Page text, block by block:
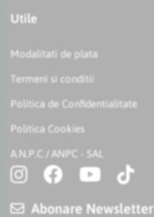
Utile
Modalitati de plata
Termeni si conditii
Politica de Confidentialitate
Politica Cookies
A.N.P.C / ANPC - SAL
Abonare Newsletter